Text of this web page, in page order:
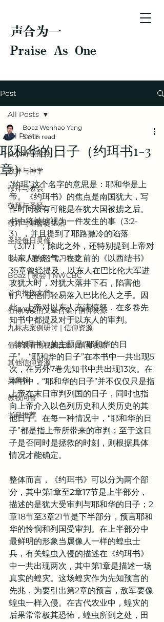
声合为一
Praise As One
Post
All Posts
会众诗歌推荐
敬拜与神学
敬拜与教会
敬拜与圣经
敬拜与基督徒生活
圣经每日灵修
Boaz | 教会 | 学习牧养
Boaz | 教会 | NWCBC
首页推送文章
值得阅读的文章合集 | 信仰资源
九标志案例研讨 | 信仰资源
值得观看的视频合集 | 信仰资源
其他信仰资源
异象谷
教牧问答
书籍推荐
All Posts
耶和华的日子（约珥书1-3
章）
Boaz Wenhao Yang
5 min read
“约珥”这个名字的意思是：耶和华是上
帝。《约珥书》的焦点是南国犹大，写
作时间极有可能是在犹大国被掳之后。
书中将被掳视为一件发生的事（3:2-
3），并且提到了耶路撒冷的陷落
（3:17）；除此之外，还特别提到上帝对
以东人的怒气。在之前的《以西结书》
35章曾经提及，以东人在巴比伦大军进
攻犹大时，对犹大落井下石，陷害他
们，使他们轻易落入巴比伦人之手。因
此，上帝对以东人充满愤怒，在多卷先
知书中都提及对于以东人的审判。
《约珥书》的主题是“耶和华的日
子”。“耶和华的日子”在本书中一共出现5
次，在另外7卷先知书中共出现13次。在
本书中，“耶和华的日子”并不仅仅只是指
上帝在末日审判列国的日子，同时也指
向上帝介入以色列历史和人类历史的其
他日子。在每一种情况中，“耶和华的日
子”都是指上帝所带来的审判；至于这日
子是否同时是拯救的时刻，则根据具体
情况才能确定。
整体而言，《约珥书》可以分为两个部
分，其中第1章至2章17节是上半部分，
描述的是犹大受审判与耶和华的日子；2
章18节至3章21节是下半部分，预言耶和
华的怜悯和列国受审判。在上半部分中
最鲜明的形象当属像人一样的蝗虫士
兵，有关蝗虫入侵的描述在《约珥书》
中一共出现两次，其中第1章是描述一场
真实的蝗灾。这场蝗灾作为先知预言的
先兆，为要引出第2章的预言，敌军要像
蝗虫一样入侵。在古代农业中，蝗灾的
后果常常极其恐怖，蝗虫所到之处，田